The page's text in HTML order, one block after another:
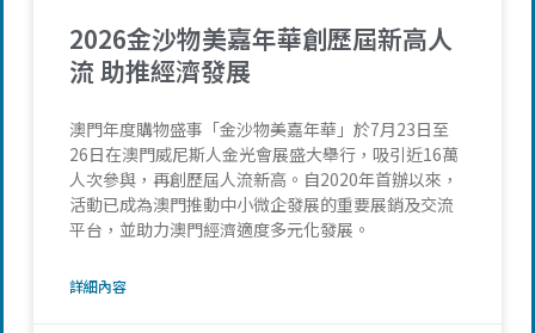
2026金沙物美嘉年華創歷屆新高人
流 助推經濟發展
澳門年度購物盛事「金沙物美嘉年華」於7月23日至
26日在澳門威尼斯人金光會展盛大舉行，吸引近16萬
人次參與，再創歷屆人流新高。自2020年首辦以來，
活動已成為澳門推動中小微企發展的重要展銷及交流
平台，並助力澳門經濟適度多元化發展。
詳細內容